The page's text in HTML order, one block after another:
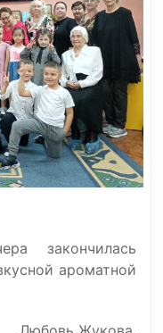
закончилась
ароматной